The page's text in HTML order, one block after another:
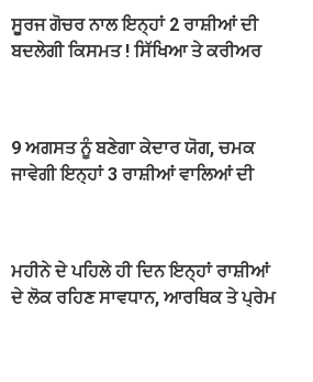
ਸੂਰਜ ਗੋਚਰ ਨਾਲ ਇਨ੍ਹਾਂ 2 ਰਾਸ਼ੀਆਂ ਦੀ
ਬਦਲੇਗੀ ਕਿਸਮਤ ! ਸਿੱਖਿਆ ਤੇ ਕਰੀਅਰ
9 ਅਗਸਤ ਨੂੰ ਬਣੇਗਾ ਕੇਦਾਰ ਯੋਗ, ਚਮਕ
ਜਾਵੇਗੀ ਇਨ੍ਹਾਂ 3 ਰਾਸ਼ੀਆਂ ਵਾਲਿਆਂ ਦੀ
ਮਹੀਨੇ ਦੇ ਪਹਿਲੇ ਹੀ ਦਿਨ ਇਨ੍ਹਾਂ ਰਾਸ਼ੀਆਂ
ਦੇ ਲੋਕ ਰਹਿਣ ਸਾਵਧਾਨ, ਆਰਥਿਕ ਤੇ ਪ੍ਰੇਮ